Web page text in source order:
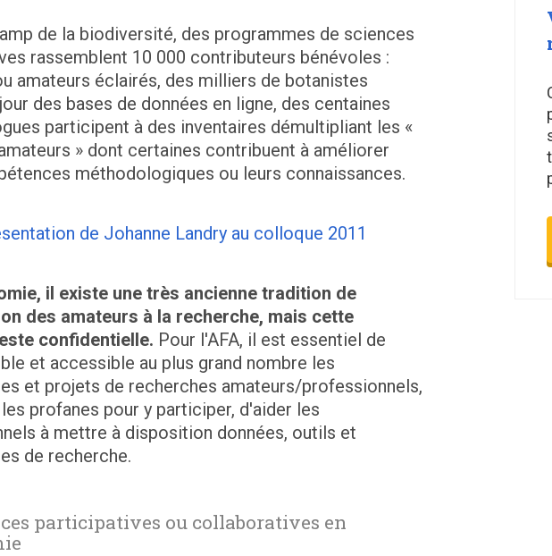
de la biodiversité, des programmes de sciences
rassemblent 10 000 contributeurs bénévoles :
amateurs éclairés, des milliers de botanistes
des bases de données en ligne, des centaines
participent à des inventaires démultipliant les «
» dont certaines contribuent à améliorer
méthodologiques ou leurs connaissances.
de Johanne Landry au colloque 2011
il existe une très ancienne tradition de
des amateurs à la recherche, mais cette
confidentielle. Pour l'AFA, il est essentiel de
et accessible au plus grand nombre les
et projets de recherches amateurs/professionnels,
profanes pour y participer, d'aider les
à mettre à disposition données, outils et
de recherche.
participatives ou collaboratives en